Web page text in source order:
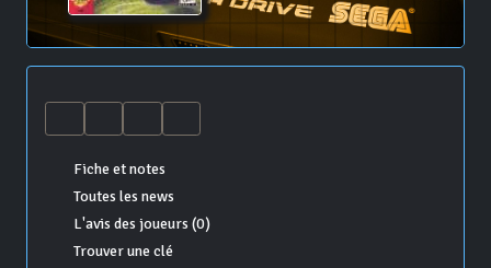
Fiche et notes
Toutes les news
L'avis des joueurs (0)
Trouver une clé